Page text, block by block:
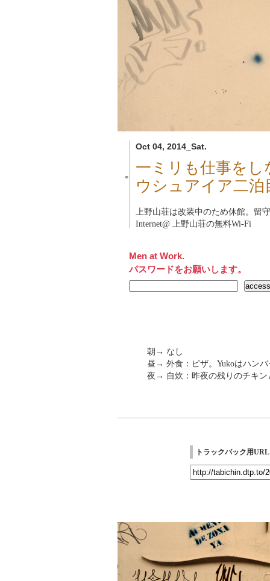
Oct 04, 2014_Sat.
■
一ミリも仕事をし
ウシュアイア二
上野山荘は改装中のため休館。留
Internet@ 上野山荘の無料Wi-Fi
Men at Work.
パスワードをお願いします。
朝→ なし
昼→ 外食：ピザ。Yukoはハンバ
夜→ 自炊：昨夜の残りのチキン
トラックバック用URL